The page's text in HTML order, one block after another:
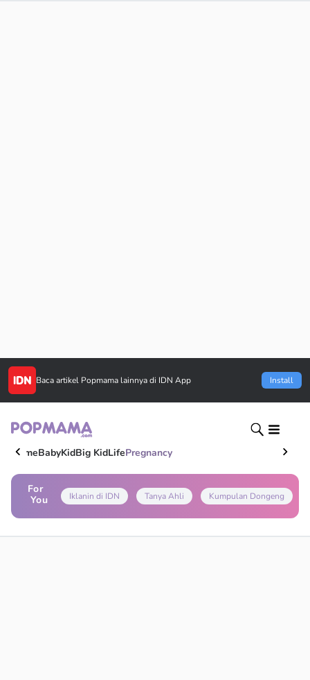
Baca artikel Popmama lainnya di IDN App Install
HomeBabyKidBig KidLifePregnancy
For
You
Iklanin di IDN Tanya Ahli Kumpulan Dongeng